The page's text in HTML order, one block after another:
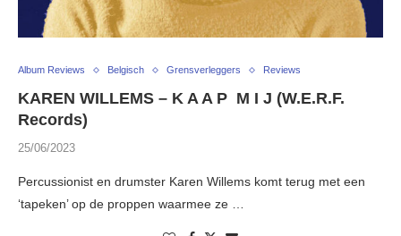
Album Reviews Belgisch Grensverleggers Reviews
KAREN WILLEMS – K A A P M I J (W.E.R.F.
Records)
25/06/2023
Percussionist en drumster Karen Willems komt terug met een
‘tapeken’ op de proppen waarmee ze …